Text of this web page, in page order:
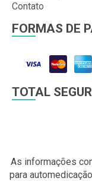
Contato
FORMAS DE
TOTAL
As informações
para